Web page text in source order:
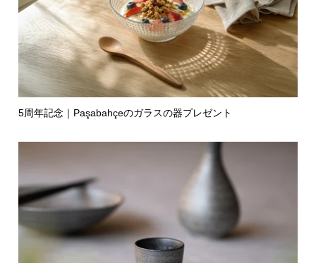
5周年記念｜Paşabahçeのガラスの器プレゼント